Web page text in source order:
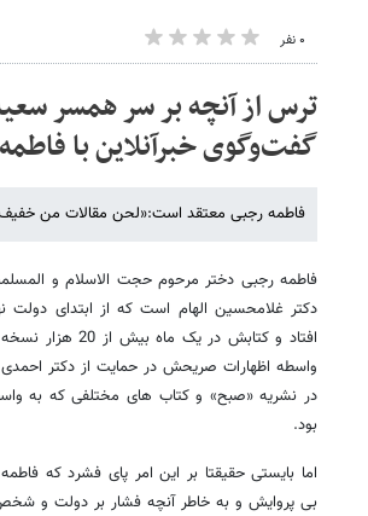
۰ نفر
ترس از آنچه بر سر همسر
گفت‌وگوی خبرآنلاین با
فاطمه رجبی معتقد است:«لحن مقالات من
فاطمه رجبی دختر مرحوم حجت الاسلام و
دکتر غلامحسین الهام است که از ابتدای
افتاد و کتابش
واسطه اظهارات صریحش در حمایت از دکتر
در نشریه «صبح» و کتاب های مختلفی که به
بود.
اما بایستی حقیقتا بر این امر پای فشرد که
بی پروایش و به خاطر آنچه فشار بر دولت و